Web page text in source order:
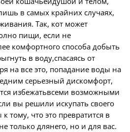
в самых крайних случаях,
Так, кот может
пищи, если не
комфортного способа добыть
в воду,спасаясь от
на все это, попадание воды на
серьезный дискомфорт,
избежатьвсеми возможными
вы решили искупать своего
тому, что это превратится в
только длянего, но и для вас.